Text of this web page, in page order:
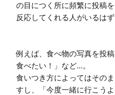
の目につく所に頻繁に投稿
反応してくれる人がいるはず
例えば、食べ物の写真を投
食べたい！」など...。
食いつき方によってはその
すし、「今度一緒に行こう